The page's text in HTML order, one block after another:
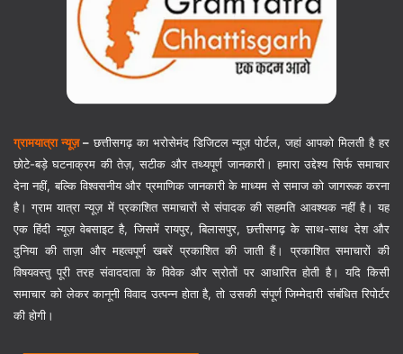
ग्रामयात्रा न्यूज़–छत्तीसगढ़ का भरोसेमंद डिजिटल न्यूज़ पोर्टल, जहां आपको मिलती है हर
छोटे-बड़े घटनाक्रम की तेज़, सटीक और तथ्यपूर्ण जानकारी। हमारा उद्देश्य सिर्फ समाचार
देना नहीं, बल्कि विश्वसनीय और प्रमाणिक जानकारी के माध्यम से समाज को जागरूक करना
है। ग्राम यात्रा न्यूज़ में प्रकाशित समाचारों से संपादक की सहमति आवश्यक नहीं है। यह
एक हिंदी न्यूज़ वेबसाइट है, जिसमें रायपुर, बिलासपुर, छत्तीसगढ़ के साथ-साथ देश और
दुनिया की ताज़ा और महत्वपूर्ण खबरें प्रकाशित की जाती हैं। प्रकाशित समाचारों की
विषयवस्तु पूरी तरह संवाददाता के विवेक और स्रोतों पर आधारित होती है। यदि किसी
समाचार को लेकर कानूनी विवाद उत्पन्न होता है, तो उसकी संपूर्ण जिम्मेदारी संबंधित रिपोर्टर
की होगी।